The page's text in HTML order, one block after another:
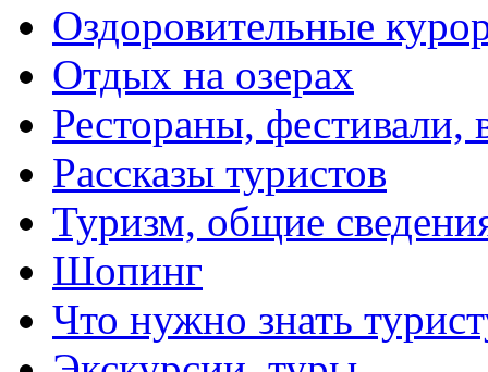
Оздоровительные
Отдых на озерах
Рестораны, фестивали,
Рассказы туристов
Туризм, общие
Шопинг
Что нужно знать